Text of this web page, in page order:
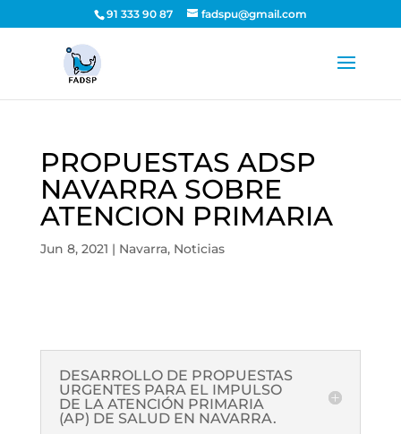
91 333 90 87 fadspu@gmail.com
PROPUESTAS ADSP
NAVARRA SOBRE
ATENCION PRIMARIA
Jun 8, 2021 | Navarra, Noticias
DESARROLLO DE PROPUESTAS
URGENTES PARA EL IMPULSO
DE LA ATENCIÓN PRIMARIA
(AP) DE SALUD EN NAVARRA.